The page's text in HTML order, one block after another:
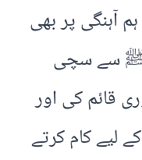
آہنگی پر بھی
ﷺ سے سچی
قائم کی اور
لیے کام کرتے